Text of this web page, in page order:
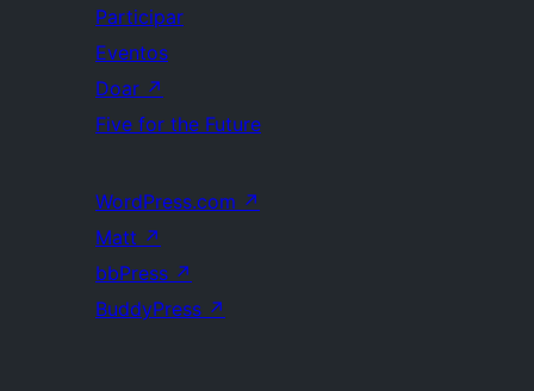
Participar
Eventos
Doar ↗
Five for the Future
WordPress.com ↗
Matt ↗
bbPress ↗
BuddyPress ↗